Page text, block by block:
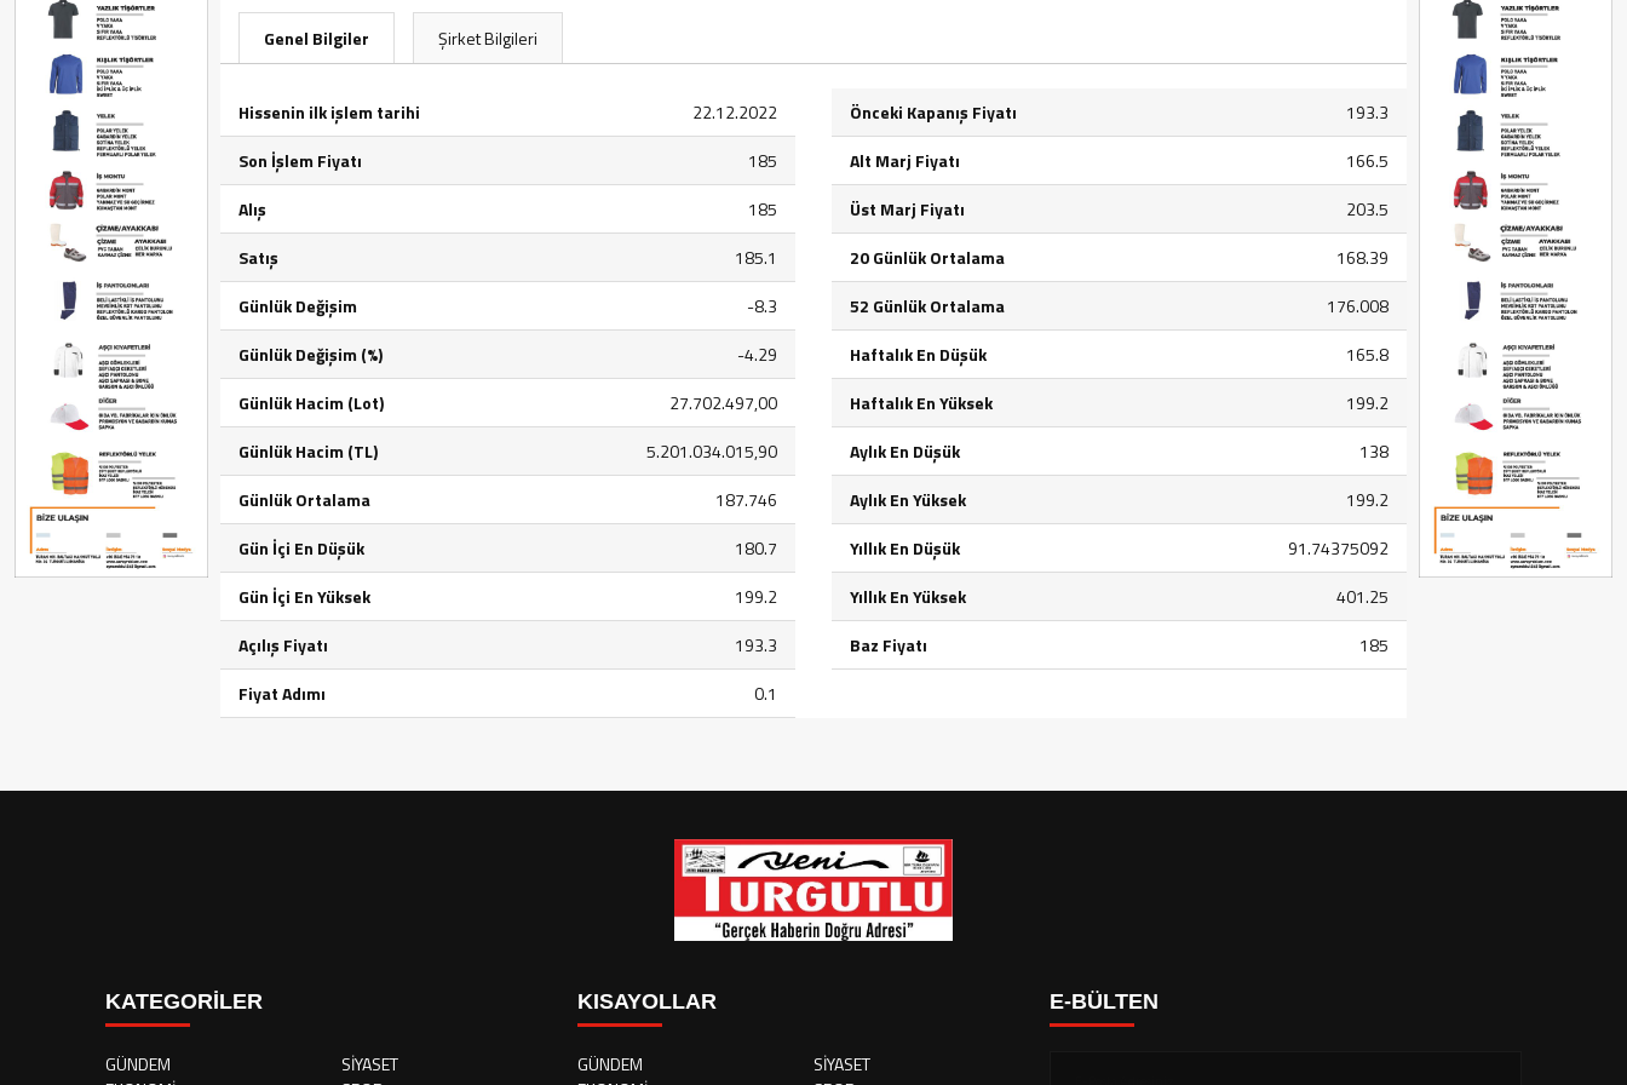
Genel Bilgiler Şirket Bilgileri
Hissenin ilk işlem tarihi
22.12.2022
Son İşlem Fiyatı
185
Alış
185
Satış
185.1
Günlük Değişim
-8.3
Günlük Değişim (%)
-4.29
Günlük Hacim (Lot)
27.702.497,00
Günlük Hacim (TL)
5.201.034.015,90
Günlük Ortalama
187.746
Gün İçi En Düşük
180.7
Gün İçi En Yüksek
199.2
Açılış Fiyatı
193.3
Fiyat Adımı
0.1
Önceki Kapanış Fiyatı
193.3
Alt Marj Fiyatı
166.5
Üst Marj Fiyatı
203.5
20 Günlük Ortalama
168.39
52 Günlük Ortalama
176.008
Haftalık En Düşük
165.8
Haftalık En Yüksek
199.2
Aylık En Düşük
138
Aylık En Yüksek
199.2
Yıllık En Düşük
91.74375092
Yıllık En Yüksek
401.25
Baz Fiyatı
185
KATEGORİLER
GÜNDEM
SİYASET
KISAYOLLAR
GÜNDEM
SİYASET
E-BÜLTEN